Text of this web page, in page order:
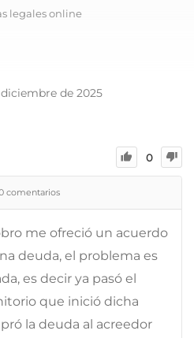
legales online
de 2025
0
comentarios
me ofreció un acuerdo
deuda, el problema es
es decir ya pasó el
que inició dicha
la deuda al acreedor